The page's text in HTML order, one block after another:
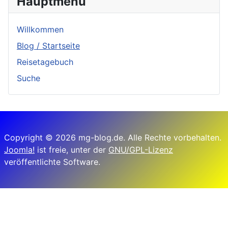
Willkommen
Blog / Startseite
Reisetagebuch
Suche
Copyright © 2026 mg-blog.de. Alle Rechte vorbehalten.
Joomla! ist freie, unter der GNU/GPL-Lizenz
veröffentlichte Software.